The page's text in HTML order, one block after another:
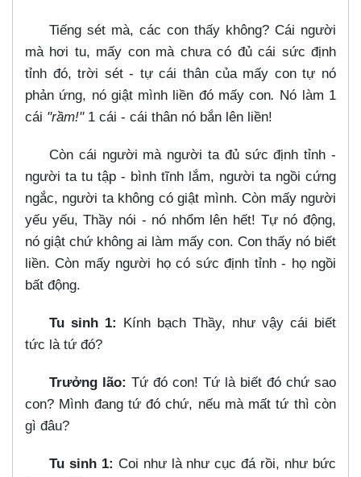
Tiếng sét mà, các con thấy không? Cái người
mà hơi tu, mấy con mà chưa có đủ cái sức định
tỉnh đó, trời sét - tự cái thân của mấy con tự nó
phản ứng, nó giật mình liền đó mấy con. Nó làm 1
cái "rầm!"1 cái - cái thân nó bắn lên liền!
Còn cái người mà người ta đủ sức định tỉnh -
người ta tu tập - bình tĩnh lắm, người ta ngồi cứng
ngắc, người ta không có giật mình. Còn mấy người
yếu yếu, Thầy nói - nó nhổm lên hết! Tự nó động,
nó giật chứ không ai làm mấy con. Con thấy nó biết
liền. Còn mấy người họ có sức định tỉnh - họ ngồi
bất động.
Tu sinh 1: Kính bạch Thầy, như vậy cái biết
tức là tứ đó?
Trưởng lão: Tứ đó con! Tứ là biết đó chứ sao
con? Mình đang tứ đó chứ, nếu mà mất tứ thì còn
gì đâu?
Tu sinh 1: Coi như là như cục đá rồi, như bức